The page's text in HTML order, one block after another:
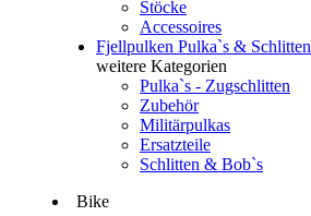
Stöcke
Accessoires
Fjellpulken Pulka`s & Schlitten
weitere Kategorien
Pulka`s - Zugschlitten
Zubehör
Militärpulkas
Ersatzteile
Schlitten & Bob`s
Bike